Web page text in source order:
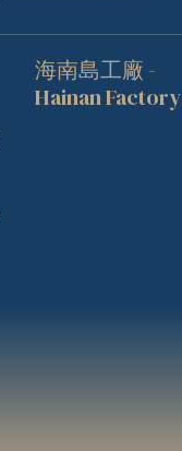
海南島工廠 -
Hainan Factory